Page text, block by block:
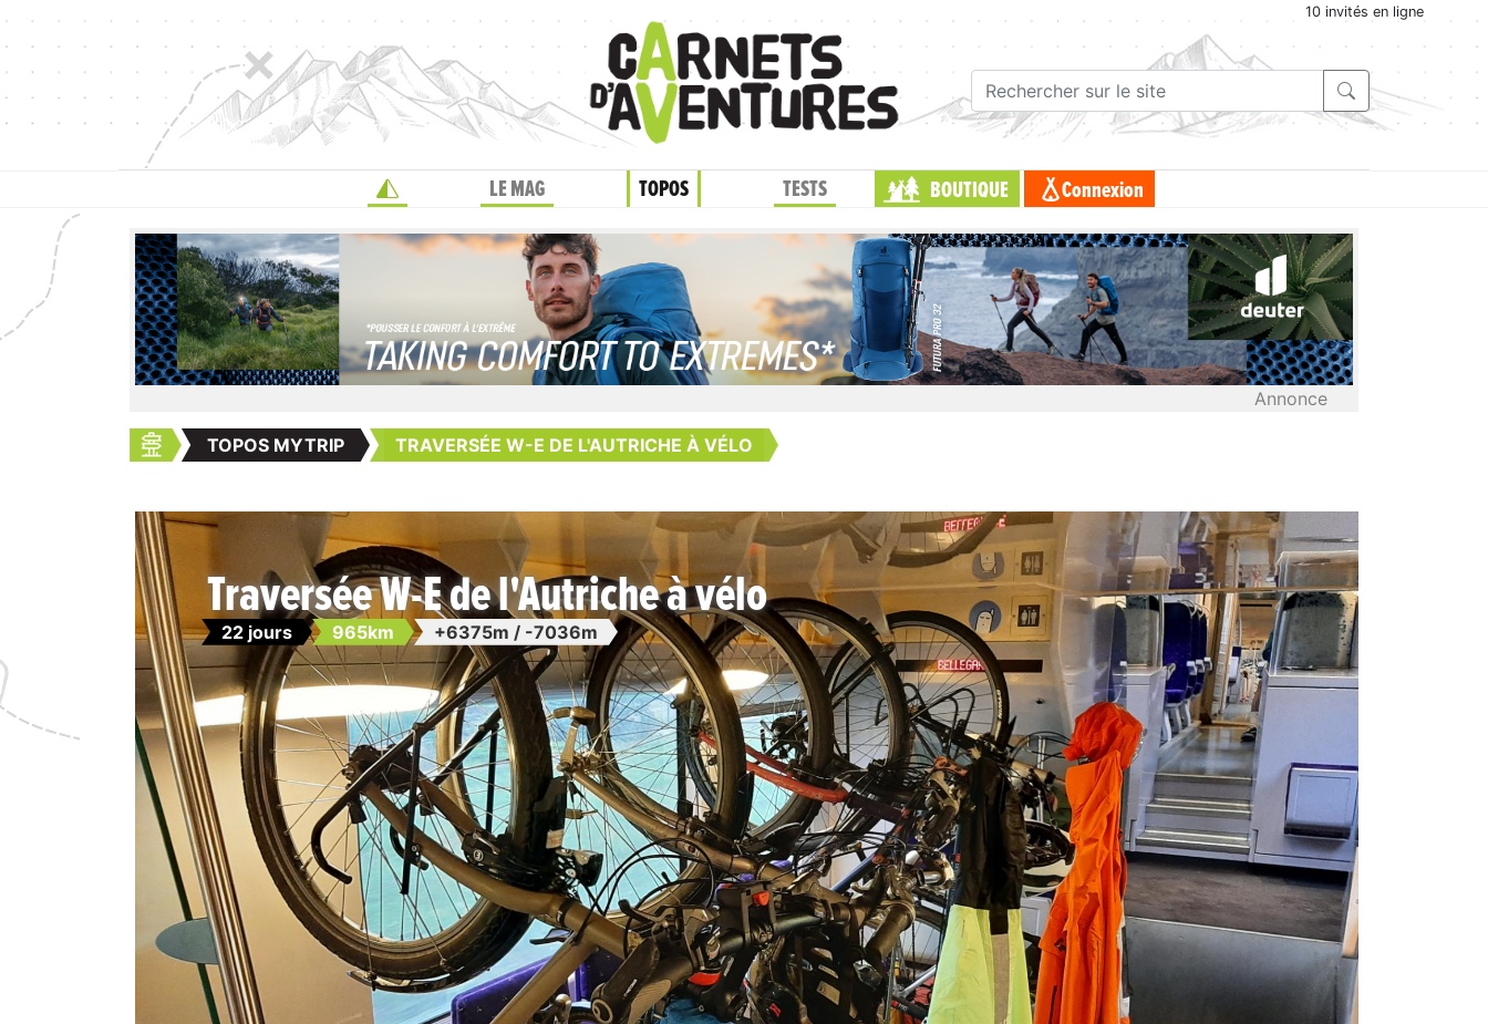
10 invités en ligne
LE MAG TOPOS TESTS BOUTIQUE Connexion
Annonce
TOPOS MYTRIP TRAVERSÉE W-E DE L'AUTRICHE À VÉLO
Traversée W-E de l'Autriche à vélo
22 jours 965km +6375m / -7036m